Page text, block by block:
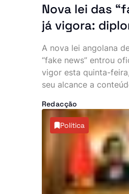
Nova lei das
já vigora:
abrange
publicados no
estrangeiro
A nova lei angolana
“fake news” entrou
vigor esta quinta-
seu alcance a
como destinatário o
angolano. O diploma
regras às plataformas
endurece as sanções
penas para quem
divulgar informações
Redacção
Política